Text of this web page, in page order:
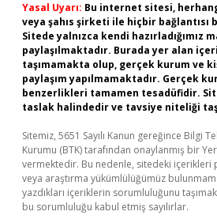
Yasal Uyarı: Bu internet sitesi,
veya şahıs şirketi ile hiçbir bağlantısı
Sitede yalnızca kendi hazırladığımız
paylaşılmaktadır. Burada yer alan
taşımamakta olup, gerçek kurum ve
paylaşım yapılmamaktadır. Gerçek
benzerlikleri tamamen tesadüfidir.
taslak halindedir ve tavsiye niteliği
Sitemiz, 5651 Sayılı Kanun gereğince Bilgi
Kurumu (BTK) tarafından onaylanmış bir
vermektedir. Bu nedenle, sitedeki
veya araştırma yükümlülüğümüz
yazdıkları içeriklerin sorumluluğunu
bu sorumluluğu kabul etmiş sayılırlar.